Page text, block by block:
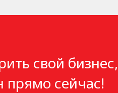
свой бизнес,
прямо сейчас!